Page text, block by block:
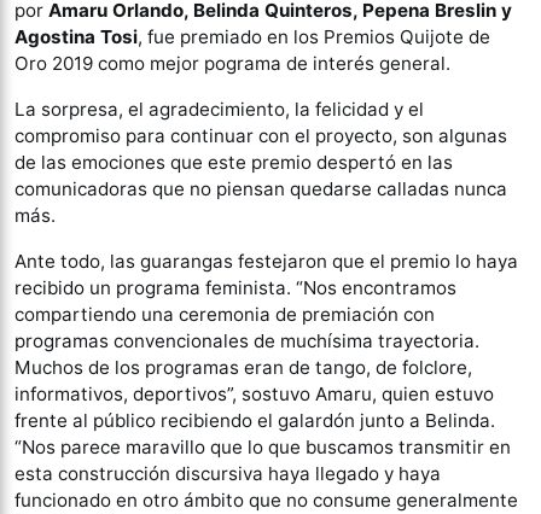
por Amaru Orlando, Belinda Quinteros, Pepena Breslin y
Agostina Tosi, fue premiado en los Premios Quijote de
Oro 2019 como mejor pograma de interés general.
La sorpresa, el agradecimiento, la felicidad y el
compromiso para continuar con el proyecto, son algunas
de las emociones que este premio despertó en las
comunicadoras que no piensan quedarse calladas nunca
más.
Ante todo, las guarangas festejaron que el premio lo haya
recibido un programa feminista. “Nos encontramos
compartiendo una ceremonia de premiación con
programas convencionales de muchísima trayectoria.
Muchos de los programas eran de tango, de folclore,
informativos, deportivos”, sostuvo Amaru, quien estuvo
frente al público recibiendo el galardón junto a Belinda.
“Nos parece maravillo que lo que buscamos transmitir en
esta construcción discursiva haya llegado y haya
funcionado en otro ámbito que no consume generalmente